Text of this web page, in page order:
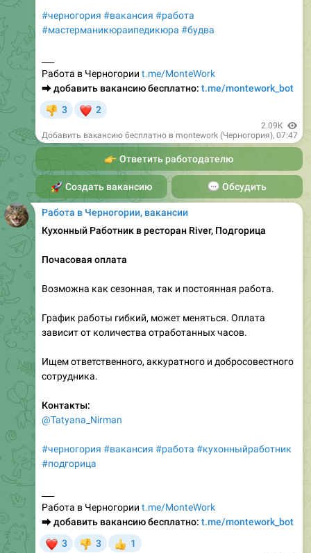
#черногория #вакансия #работа
#мастерманикюраипедикюра #будва
Работа в Черногории t.me/MonteWork
⮕добавить вакансию бесплатно: t.me/montework_bot
3 2
2.09K
Добавить вакансию бесплатно в montework (Черногория), 07:47
👉Ответить работодателю
Создать вакансию💬Обсудить
Работа в Черногории, вакансии
Кухонный Работник в ресторан River, Подгорица
Почасовая оплата
Возможна как сезонная, так и постоянная работа.
График работы гибкий, может меняться. Оплата
зависит от количества отработанных часов.
Ищем ответственного, аккуратного и добросовестного
сотрудника.
Контакты:
@Tatyana_Nirman
#черногория #вакансия #работа #кухонныйработник
#подгорица
Работа в Черногории t.me/MonteWork
⮕добавить вакансию бесплатно: t.me/montework_bot
3 3
👍
1